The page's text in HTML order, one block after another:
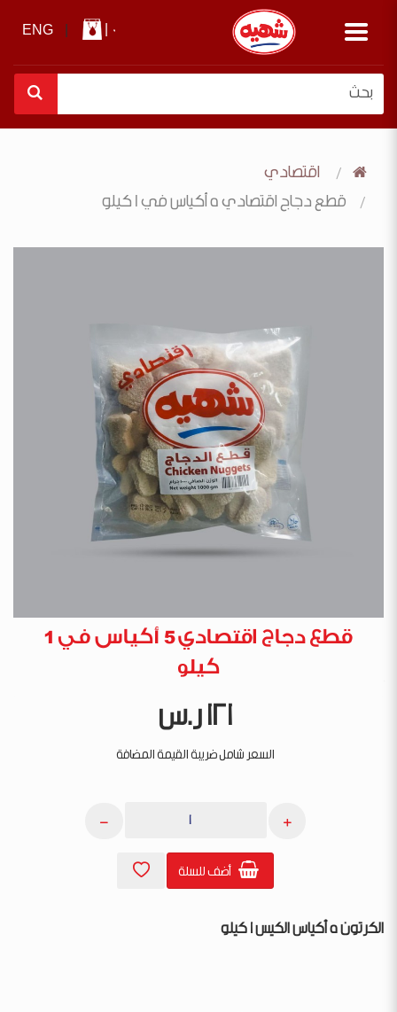
0
ENG
اقتصادي
قطع دجاج اقتصادي 5 أكياس في 1 كيلو
قطع دجاج اقتصادي 5 أكياس في 1
كيلو
121 ر.س
السعر شامل ضريبة القيمة المضافة
أضف للسلة
الكرتون 5 أكياس الكيس 1 كيلو